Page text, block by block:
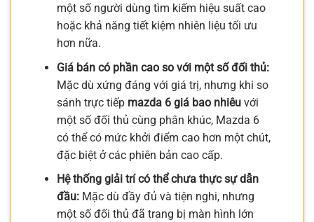
một số người dùng tìm kiếm hiệu suất cao
hoặc khả năng tiết kiệm nhiên liệu tối ưu
hơn nữa.
Giá bán có phần cao so với một số đối thủ:
Mặc dù xứng đáng với giá trị, nhưng khi so
sánh trực tiếp mazda 6 giá bao nhiêuvới
một số đối thủ cùng phân khúc, Mazda 6
có thể có mức khởi điểm cao hơn một chút,
đặc biệt ở các phiên bản cao cấp.
Hệ thống giải trí có thể chưa thực sự dẫn
đầu:Mặc dù đầy đủ và tiện nghi, nhưng
một số đối thủ đã trang bị màn hình lớn